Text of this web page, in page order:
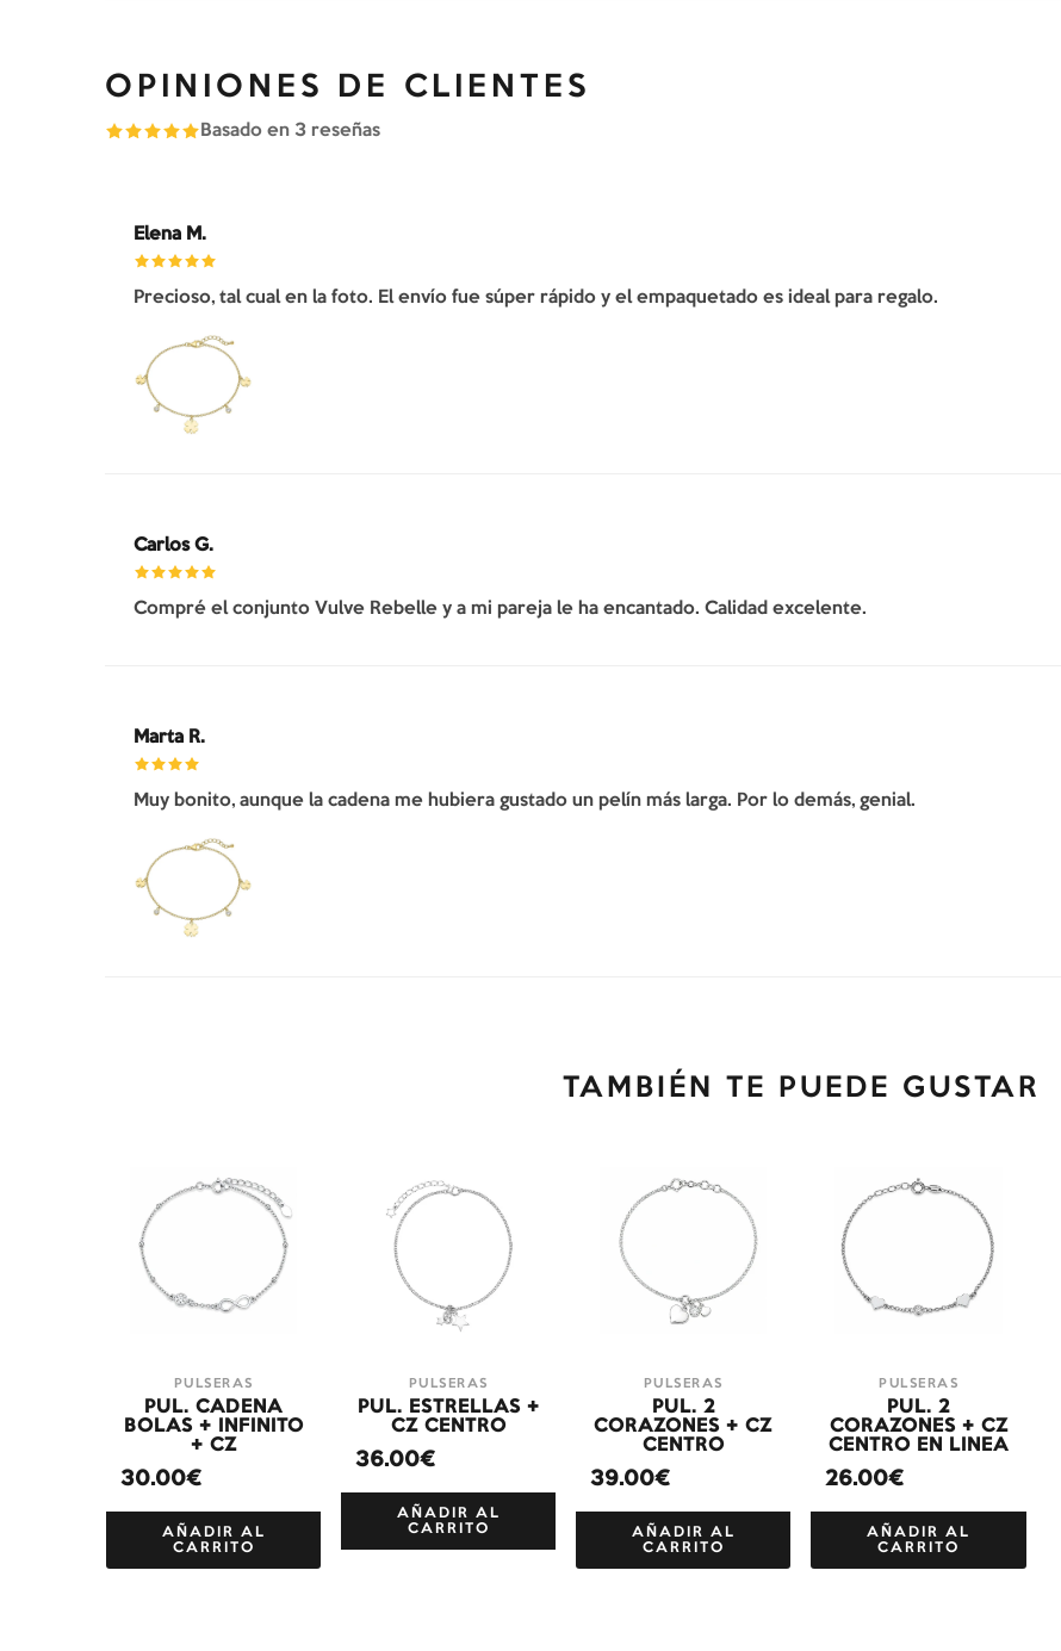
OPINIONES DE CLIENTES
Basado en 3 reseñas
Elena M.
Precioso, tal cual en la foto. El envío fue súper rápido y el empaquetado es ideal para regalo.
Carlos G.
Compré el conjunto Vulve Rebelle y a mi pareja le ha encantado. Calidad excelente.
Marta R.
Muy bonito, aunque la cadena me hubiera gustado un pelín más larga. Por lo demás, genial.
TAMBIÉN TE PUEDE GUSTAR
PULSERAS
PUL. CADENA
BOLAS + INFINITO
+ CZ
30.00€
AÑADIR AL
CARRITO
PULSERAS
PUL. ESTRELLAS +
CZ CENTRO
36.00€
AÑADIR AL
CARRITO
PULSERAS
PUL. 2
CORAZONES + CZ
CENTRO
39.00€
AÑADIR AL
CARRITO
PULSERAS
PUL. 2
CORAZONES + CZ
CENTRO EN LINEA
26.00€
AÑADIR AL
CARRITO